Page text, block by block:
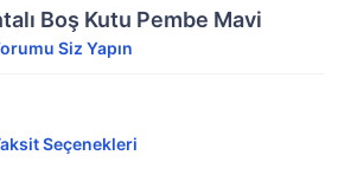
Boş Kutu Pembe Mavi
Siz Yapın
Seçenekleri